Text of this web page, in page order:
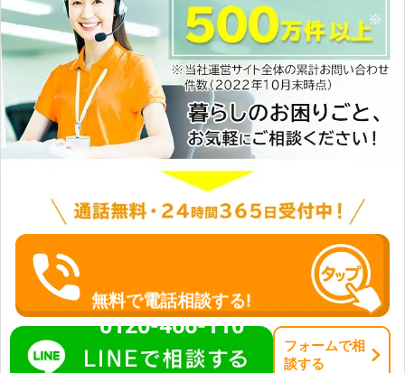
無料で電話相談する!
0120-466-110
フォームで相
談する